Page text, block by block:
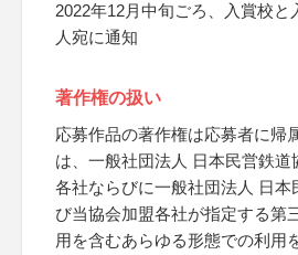
2022年12月中旬ごろ、入賞校と
人宛に通知
著作権の扱い
応募作品の著作権は応募者に帰
は、一般社団法人 日本民営鉄道
各社ならびに一般社団法人 日本
び当協会加盟各社が指定する第
用を含むあらゆる形態での利用